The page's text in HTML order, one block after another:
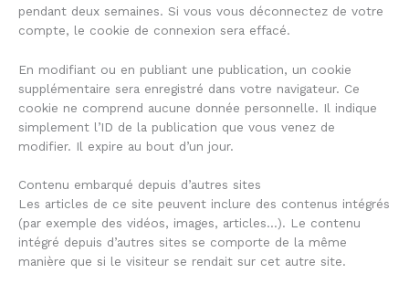
pendant deux semaines. Si vous vous déconnectez de votre
compte, le cookie de connexion sera effacé.
En modifiant ou en publiant une publication, un cookie
supplémentaire sera enregistré dans votre navigateur. Ce
cookie ne comprend aucune donnée personnelle. Il indique
simplement l’ID de la publication que vous venez de
modifier. Il expire au bout d’un jour.
Contenu embarqué depuis d’autres sites
Les articles de ce site peuvent inclure des contenus intégrés
(par exemple des vidéos, images, articles…). Le contenu
intégré depuis d’autres sites se comporte de la même
manière que si le visiteur se rendait sur cet autre site.